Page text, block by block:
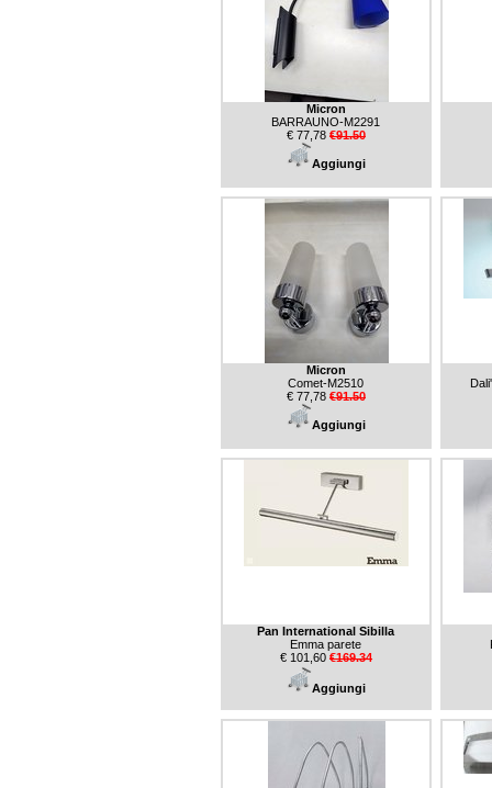
Micron
BARRAUNO-M2291
€ 77,78 €91.50
Aggiungi
Micron
Comet-M2510
€ 77,78 €91.50
Aggiungi
Pan International Sibilla
Emma parete
€ 101,60 €169.34
Aggiungi